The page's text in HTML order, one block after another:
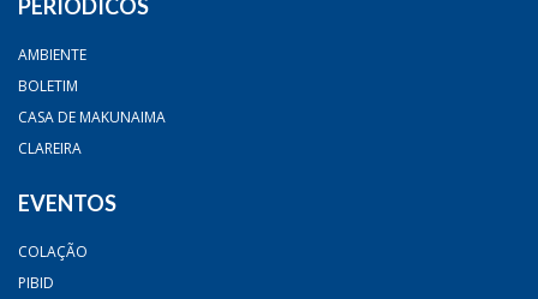
PERIÓDICOS
AMBIENTE
BOLETIM
CASA DE MAKUNAIMA
CLAREIRA
EVENTOS
COLAÇÃO
PIBID